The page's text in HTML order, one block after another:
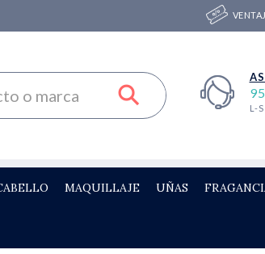
L-
MAQUILLAJE UÑAS